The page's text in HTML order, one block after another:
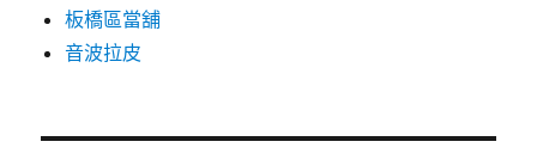
板橋區當舖
音波拉皮